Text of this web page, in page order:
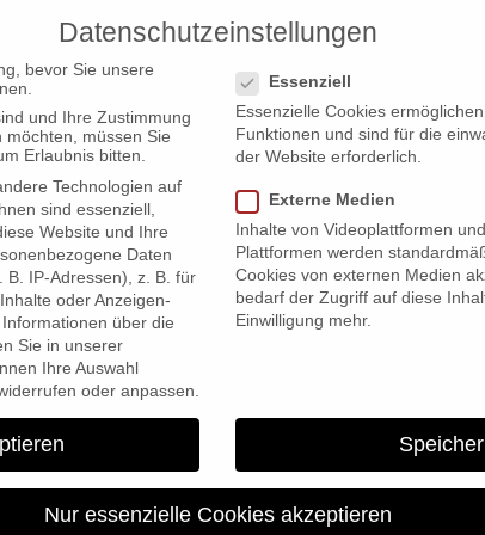
PRODUCTIONS
Januar 2012 in der Tschechischen Botschaft Berlin
wohl, Genossen!”-
in der Tschechischen
Datenschutzeinstellungen
bevor Sie unsere
und Ihre Zustimmung
müssen Sie
Erlaubnis bitten.
Technologien auf
sind essenziell,
Website und Ihre
Daten
B. IP-Adressen), z. B. für
oder Anzeigen-
über die
Sie in unserer
Ihre Auswahl
oder anpassen.
Essenziell
Essenzielle Cookies
Funktionen und sind für die
der Website erforderlich.
Externe Medien
Inhalte von Videoplattformen
Plattformen werden
Cookies von externen Medien
bedarf der Zugriff auf diese
Einwilligung mehr.
Nur essenzielle Cookies akzeptieren